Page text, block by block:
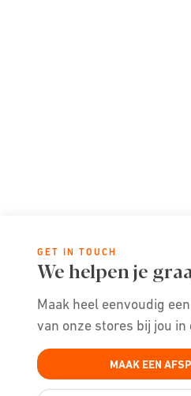
GET IN TOUCH
We helpen je
Maak heel eenvoudig
van onze stores bij jou
MAAK EEN